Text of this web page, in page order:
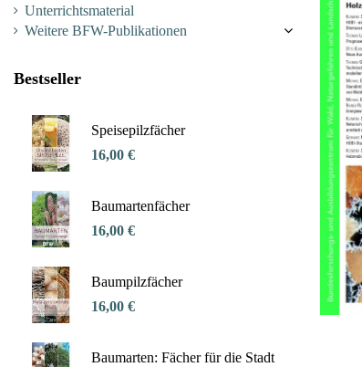
Unterrichtsmaterial
Weitere BFW-Publikationen
Bestseller
Speisepilzfächer
16,00 €
Baumartenfächer
16,00 €
Baumpilzfächer
16,00 €
Baumarten: Fächer für die Stadt